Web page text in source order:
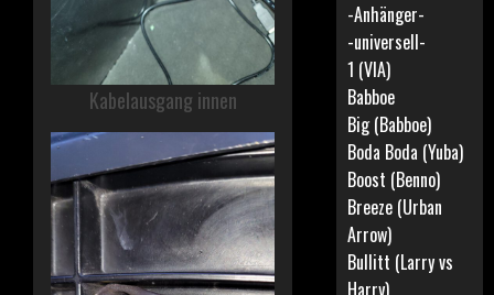
Kabelausgang innen
-Anhänger-
-universell-
1 (VIA)
Babboe
Big (Babboe)
Boda Boda (Yuba)
Boost (Benno)
Breeze (Urban
Arrow)
Bullitt (Larry vs
Harry)